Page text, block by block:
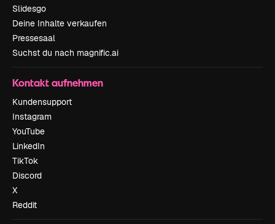
Slidesgo
Deine Inhalte verkaufen
Pressesaal
Suchst du nach magnific.ai
Kontakt aufnehmen
Kundensupport
Instagram
YouTube
LinkedIn
TikTok
Discord
X
Reddit